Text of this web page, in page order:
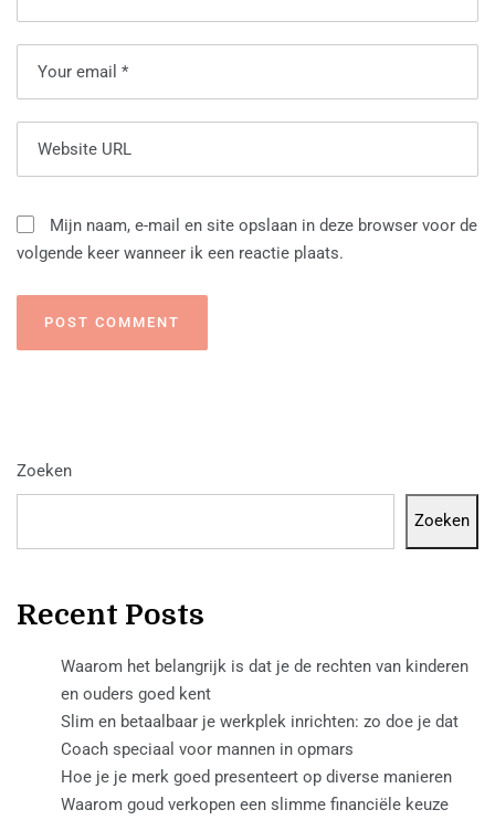
Mijn naam, e-mail en site opslaan in deze browser voor de
volgende keer wanneer ik een reactie plaats.
Zoeken
Zoeken
Recent Posts
Waarom het belangrijk is dat je de rechten van kinderen
en ouders goed kent
Slim en betaalbaar je werkplek inrichten: zo doe je dat
Coach speciaal voor mannen in opmars
Hoe je je merk goed presenteert op diverse manieren
Waarom goud verkopen een slimme financiële keuze